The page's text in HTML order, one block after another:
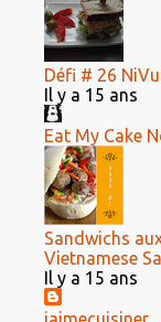
Défi # 26
Il y a 15 ans
Eat My Cake
Sandwichs
Vietnamese
Il y a 15 ans